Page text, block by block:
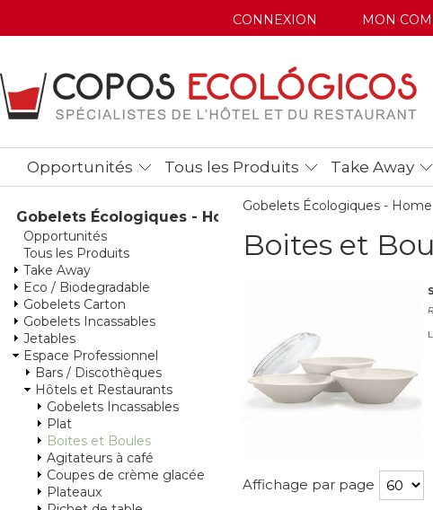
CONNEXION MON
Opportunités Tous les Produits Take Away
Gobelets Écologiques - Home
Opportunités
Tous les Produits
Take Away
Eco / Biodegradable
Gobelets Carton
Gobelets Incassables
Jetables
Espace Professionnel
Bars / Discothèques
Hôtels et Restaurants
Gobelets Incassables
Plat
Boites et Boules
Agitateurs à café
Coupes de crème glacée
Plateaux
Gobelets Écologiques - Home
Boites et
Affichage par page